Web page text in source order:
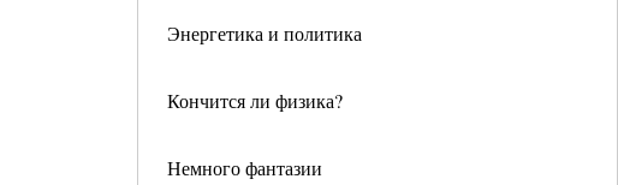
Энергетика и политика
Кончится ли физика?
Немного фантазии